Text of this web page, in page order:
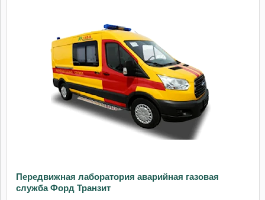
Передвижная лаборатория аварийная газовая
служба Форд Транзит